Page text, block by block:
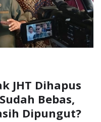
JHT Dihapus
Bebas,
Dipungut?